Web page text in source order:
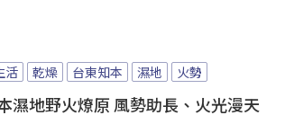
活 乾燥 台東知本 濕地 火勢
濕地野火燎原 風勢助長、火光漫天